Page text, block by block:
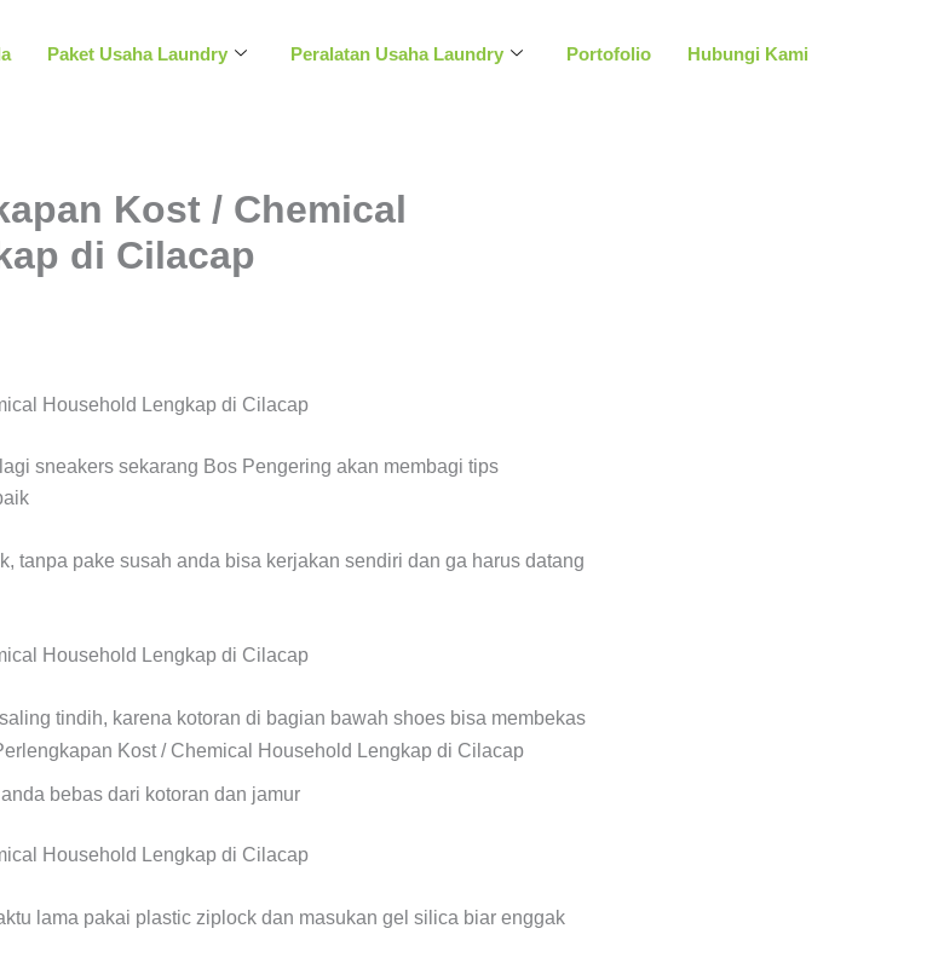
Paket Usaha Laundry Peralatan Usaha Laundry Portofolio Hubungi Kami
Kost / Chemical
di Cilacap
sneakers sekarang Bos Pengering akan membagi tips
tanpa pake susah anda bisa kerjakan sendiri dan ga harus datang
tindih, karena kotoran di bagian bawah shoes bisa membekas
bebas dari kotoran dan jamur
lama pakai plastic ziplock dan masukan gel silica biar enggak